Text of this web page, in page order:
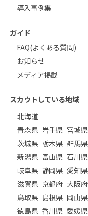
導入事例集
ガイド
FAQ(よくある質問)
お知らせ
メディア掲載
スカウトしている地域
北海道
青森県 岩手県 宮城県
茨城県 栃木県 群馬県
新潟県 富山県 石川県
岐阜県 静岡県 愛知県
滋賀県 京都府 大阪府
鳥取県 島根県 岡山県
徳島県 香川県 愛媛県